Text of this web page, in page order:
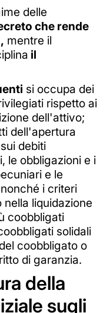
delle
che rende
mentre il
il
si occupa dei
rispetto ai
dell'attivo;
dell'apertura
debiti
le obbligazioni e i
e le
i criteri
liquidazione
coobbligati
solidali
coobbligato o
di garanzia.
della
sugli